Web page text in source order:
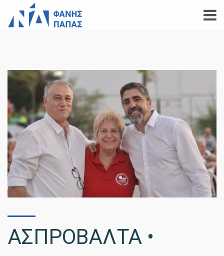
ΑΣΠΡΟΒΑΛΤΑ •